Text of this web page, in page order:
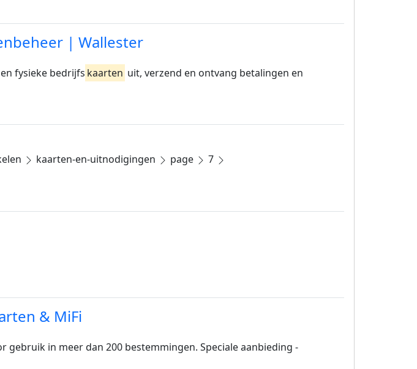
| Wallester
fysieke bedrijfs kaarten uit, verzend en ontvang betalingen en
kaarten-en-uitnodigingen page
7
& MiFi
gebruik in meer dan 200 bestemmingen. Speciale aanbieding -